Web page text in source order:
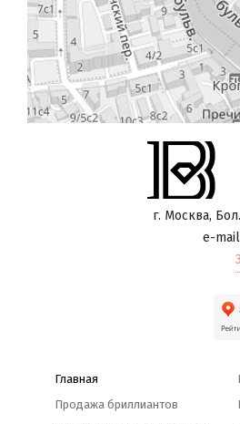
г. Москва,
e-
Главная
Продажа бриллиантов